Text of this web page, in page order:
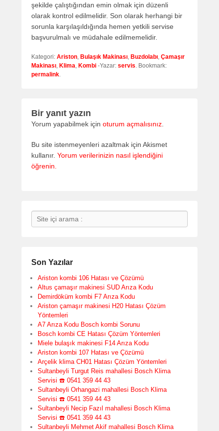
şekilde çalıştığından emin olmak için düzenli
olarak kontrol edilmelidir. Son olarak herhangi bir
sorunla karşılaşıldığında hemen yetkili servise
başvurulmalı ve müdahale edilmemelidir.
Kategori: Ariston Bulaşık Makinası Buzdolabı Çamaşır
Makinası Klima Kombi -Yazar: servis . Bookmark:
permalink
Bir yanıt yazın
Yorum yapabilmek için oturum açmalısınız
Bu site istenmeyenleri azaltmak için Akismet
kullanır. Yorum verilerinizin nasıl işlendiğini
öğrenin.
Search
Son Yazılar
Ariston kombi 106 Hatası ve Çözümü
Altus çamaşır makinesi SUD Arıza Kodu
Demirdöküm kombi F7 Arıza Kodu
Ariston çamaşır makinesi H20 Hatası Çözüm
Yöntemleri
A7 Arıza Kodu Bosch kombi Sorunu
Bosch kombi CE Hatası Çözüm Yöntemleri
Miele bulaşık makinesi F14 Arıza Kodu
Ariston kombi 107 Hatası ve Çözümü
Arçelik klima CH01 Hatası Çözüm Yöntemleri
Sultanbeyli Turgut Reis mahallesi Bosch Klima
Servisi ☎️ 0541 359 44 43
Sultanbeyli Orhangazi mahallesi Bosch Klima
Servisi ☎️ 0541 359 44 43
Sultanbeyli Necip Fazıl mahallesi Bosch Klima
Servisi ☎️ 0541 359 44 43
Sultanbeyli Mehmet Akif mahallesi Bosch Klima